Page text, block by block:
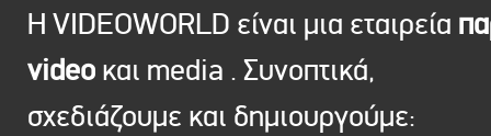
Η VIDEOWORLD είναι μια εταιρεία
video και media . Συνοπτικά,
σχεδιάζουμε και δημιουργούμε: